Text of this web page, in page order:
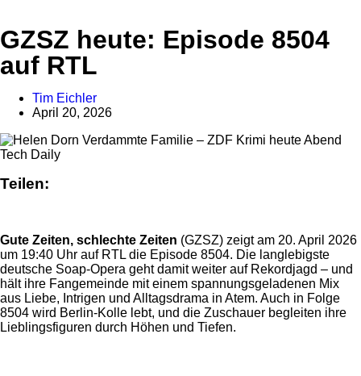
Anzeige
GZSZ heute: Episode 8504
auf RTL
Tim Eichler
April 20, 2026
Tech Daily
Teilen:
Gute Zeiten, schlechte Zeiten (GZSZ) zeigt am 20. April 2026
um 19:40 Uhr auf RTL die Episode 8504. Die langlebigste
deutsche Soap-Opera geht damit weiter auf Rekordjagd – und
hält ihre Fangemeinde mit einem spannungsgeladenen Mix
aus Liebe, Intrigen und Alltagsdrama in Atem. Auch in Folge
8504 wird Berlin-Kolle lebt, und die Zuschauer begleiten ihre
Lieblingsfiguren durch Höhen und Tiefen.